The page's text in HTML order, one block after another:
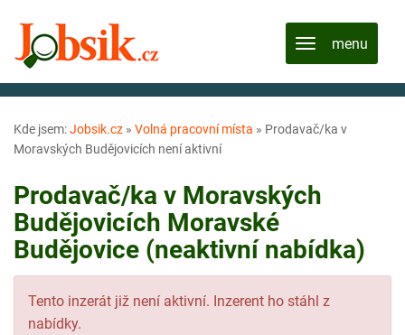
Kde jsem:Jobsik.cz » Volná pracovní místa » Prodavač/ka v
Moravských Budějovicích není aktivní
Prodavač/ka v Moravských
Budějovicích Moravské
Budějovice (neaktivní nabídka)
Tento inzerát již není aktivní. Inzerent ho stáhl z
nabídky.